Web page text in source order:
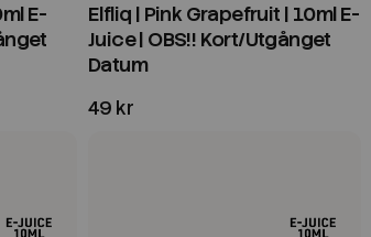
E-
Elfliq | Pink Grapefruit | 10ml E-
Juice | OBS!! Kort/Utgånget
Datum
49 kr